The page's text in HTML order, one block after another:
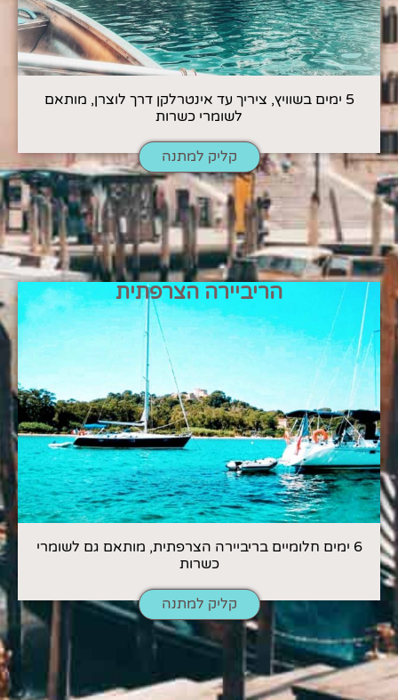
5 ימים בשוויץ, ציריך עד אינטרלקן דרך לוצרן, מותאם
לשומרי כשרות
קליק למתנה
הריביירה הצרפתית
6 ימים חלומיים בריביירה הצרפתית, מותאם גם לשומרי
כשרות
קליק למתנה